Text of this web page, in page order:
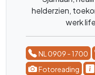
helderzien,
werk
NL 0909 - 1700
Fotoreading